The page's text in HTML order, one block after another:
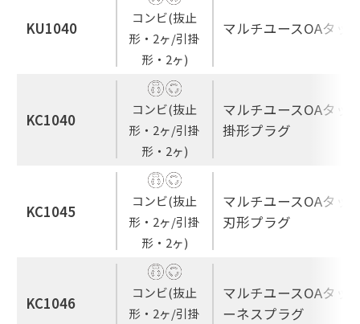
KU1040
コンビ(抜止
形・2ヶ/引掛
形・2ヶ)
マルチユースOAタッ
KC1040
コンビ(抜止
形・2ヶ/引掛
形・2ヶ)
マルチユースOAタッ
掛形プラグ
KC1045
コンビ(抜止
形・2ヶ/引掛
形・2ヶ)
マルチユースOAタッ
刃形プラグ
KC1046
コンビ(抜止
形・2ヶ/引掛
マルチユースOAタッ
ーネスプラグ